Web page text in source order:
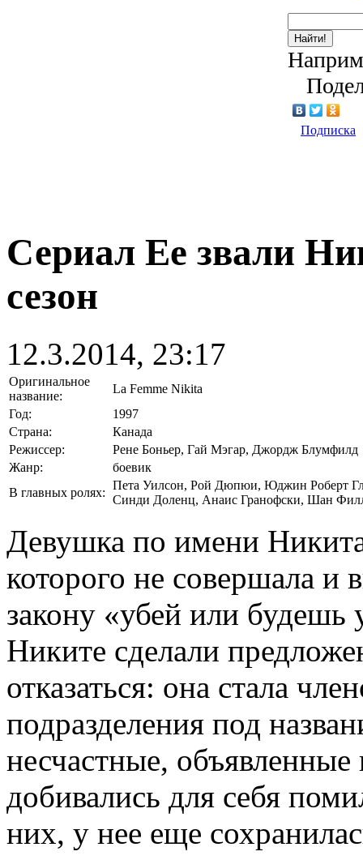
Найти!
Подписка
Сериал Ее звали
сезон
12.3.2014, 23:17
Оригинальное
название:
La Femme Nikita
Год:
1997
Страна:
Канада
Режиссер:
Рене Боньер, Гай Мэгар, Джордж Блумфилд
Жанр:
боевик
В главных ролях:
Пета Уилсон, Рой Дюпюи, Юджин Роберт
Синди Доленц, Анаис Гранофски, Шан
Девушка по имени
которого не совершала
закону «убей или будешь
Никите сделали
отказаться: она стала
подразделения под
несчастные, объявленные
добивались для себя
них, у нее еще